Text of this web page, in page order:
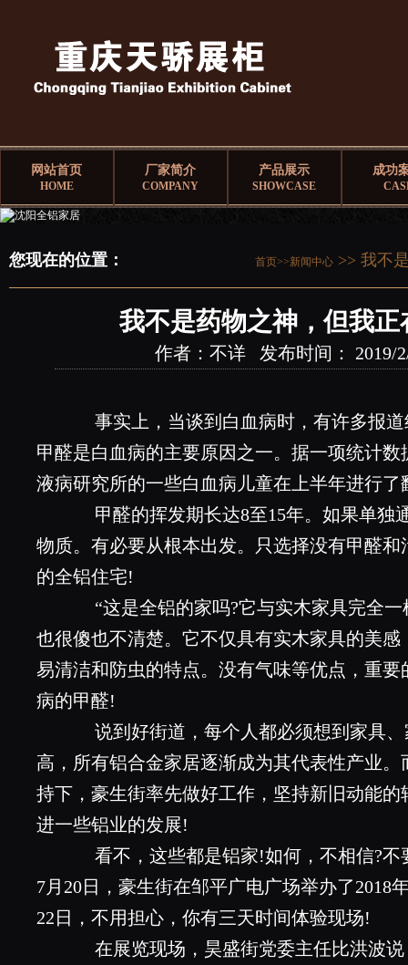
网站首页
HOME
厂家简介
COMPANY
产品展示
SHOWCASE
成功
您现在的位置： 首页>>新闻中心 >> 我不
我不是药物之神，但我
作者：不详 发布时间： 2019/
事实上，当谈到白血病时，有许多报道
甲醛是白血病的主要原因之一。据一项统计
液病研究所的一些白血病儿童在上半年进行了
甲醛的挥发期长达8至15年。如果单独
物质。有必要从根本出发。只选择没有甲醛
的全铝住宅!
“这是全铝的家吗?它与实木家具完全一
也很傻也不清楚。它不仅具有实木家具的美
易清洁和防虫的特点。没有气味等优点，重
病的甲醛!
说到好街道，每个人都必须想到家具、
高，所有铝合金家居逐渐成为其代表性产业
持下，豪生街率先做好工作，坚持新旧动能
进一些铝业的发展!
看不，这些都是铝家!如何，不相信?不
7月20日，豪生街在邹平广电广场举办了2018
22日，不用担心，你有三天时间体验现场!
在展览现场，昊盛街党委主任比洪波说